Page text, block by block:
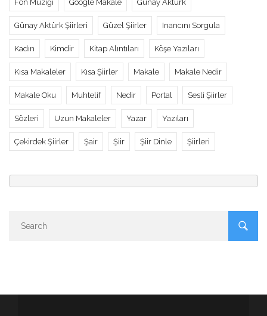
Fon Müziği Google Makale Günay Aktürk
Günay Aktürk Şiirleri Güzel Şiirler Inancını Sorgula
Kadın Kimdir Kitap Alıntıları Köşe Yazıları
Kısa Makaleler Kısa Şiirler Makale Makale Nedir
Makale Oku Muhtelif Nedir Portal Sesli Şiirler
Sözleri Uzun Makaleler Yazar Yazıları
Çekirdek Şiirler Şair Şiir Şiir Dinle Şiirleri